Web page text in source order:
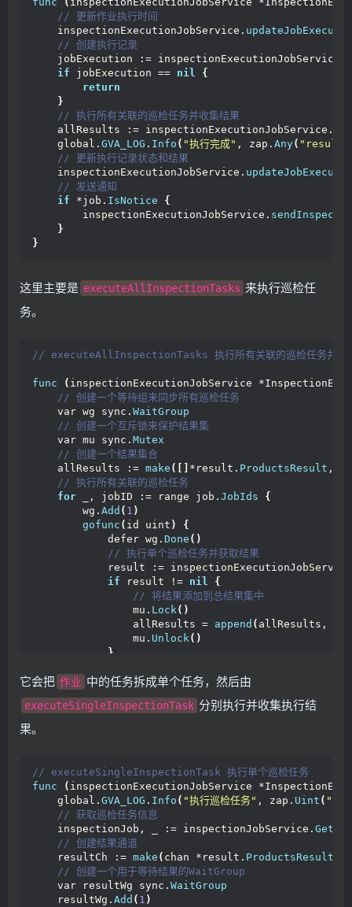
// 更新作业执行时间
    inspectionExecutionJobService.
// 创建执行记录
    jobExecution := inspectionExecutionJobService.
if jobExecution == nil
{
return
}
// 执行所有关联的巡检任务并收集结果
    allResults := inspectionExecutionJobService.
    global.
GVA_LOG . Info ( "执行完成" , zap. Any(
// 更新执行记录状态和结果
    inspectionExecutionJobService.
// 发送通知
if *job. IsNotice
{
        inspectionExecutionJobService.
}
}
这里主要是 executeAllInspectionTasks 来执行巡检任
务。
// executeAllInspectionTasks 执行所有关联的巡检任务并收
func ( inspectionExecutionJobService
// 创建一个等待组来同步所有巡检任务
    var wg sync.
WaitGroup
// 创建一个互斥锁来保护结果集
    var mu sync.
Mutex
// 创建一个结果集合
    allResults :=
make ([] *result. ProductsResult ,
// 执行所有关联的巡检任务
for _, jobID := range job. JobIds
{
        wg.
Add ( 1 )
gofunc ( id uint )
{
            defer wg.
Done ()
// 执行单个巡检任务并获取结果
result :=
if result != nil
{
// 将结果添加到总结果集中
                mu.
Lock()
                allResults =
append ( allResults,
                mu.
Unlock()
}
}
// 等待所有巡检任务完成
    wg.
Wait()
}
它会把 作业 中的任务拆成单个任务，然后由
executeSingleInspectionTask 分别执行并收集执行结
果。
// executeSingleInspectionTask 执行单个巡检任务
func
( inspectionExecutionJobService
    global.
GVA_LOG . Info ( "执行巡检任务" , zap. Uint (
// 获取巡检任务信息
    inspectionJob, _ := inspectionJobService.
// 创建结果通道
    resultCh :=
make ( chan *result. ProductsResult
// 创建一个用于等待结果的WaitGroup
    var resultWg sync.
WaitGroup
    resultWg.
Add ( 1 )